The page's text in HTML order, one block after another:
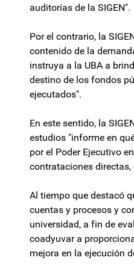
auditorías de la SIGEN".
Por el contrario, la
contenido de la
instruya a la UBA a
destino de los fondos
ejecutados".
En este sentido, la
estudios "informe en
por el Poder Ejecutivo
contrataciones directas,
Al tiempo que destacó
cuentas y procesos y
universidad, a fin de
coadyuvar a
mejora en la ejecución